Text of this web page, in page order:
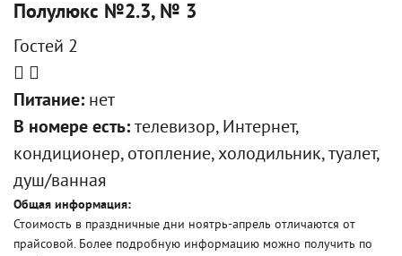
Полулюкс №2.3, № 3
Гостей 2
Питание: нет
В номере есть: телевизор, Интернет,
кондиционер, отопление, холодильник, туалет,
душ/ванная
Общая информация:
Стоимость в праздничные дни ноятрь-апрель отличаются от
прайсовой. Более подробную информацию можно получить по